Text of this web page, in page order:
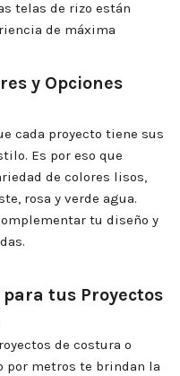
telas de rizo están
de máxima
y Opciones
cada proyecto tiene sus
Es por eso que
de colores lisos,
rosa y verde agua.
tu diseño y
para tus Proyectos
de costura o
por metros te brindan la